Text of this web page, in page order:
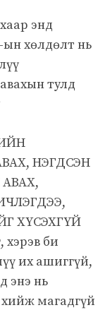
энд
хөлдөлт нь
тулд
НЭГДСЭН
ХҮСЭХГҮЙ
би
их ашиггүй,
энэ нь
магадгүй